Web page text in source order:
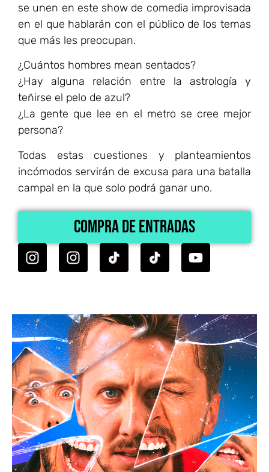
se unen en este show de comedia improvisada
en el que hablarán con el público de los temas
que más les preocupan.
¿Cuántos hombres mean sentados?
¿Hay alguna relación entre la astrología y
teñirse el pelo de azul?
¿La gente que lee en el metro se cree mejor
persona?
Todas estas cuestiones y planteamientos
incómodos servirán de excusa para una batalla
campal en la que solo podrá ganar uno.
Compra de Entradas